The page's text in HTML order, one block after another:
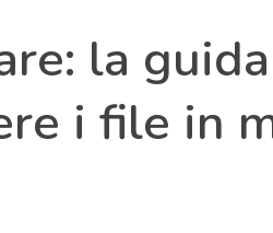
la
i file in